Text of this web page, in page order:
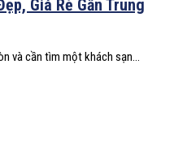
Giá Rẻ Gần Trung
và cần tìm một khách sạn...